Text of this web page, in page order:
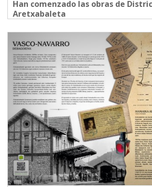
Han comenzado las obras de
Aretxabaleta